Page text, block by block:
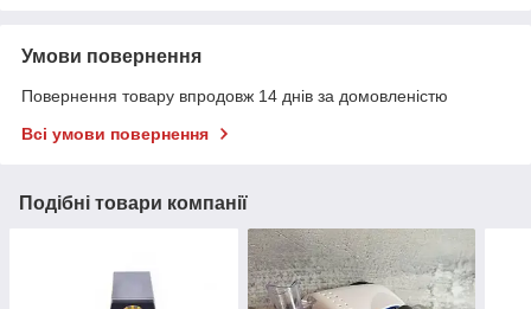
Умови повернення
Повернення товару впродовж 14 днів за домовленістю
Всі умови повернення
Подібні товари компанії